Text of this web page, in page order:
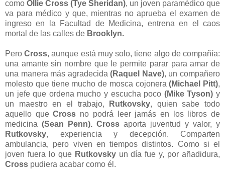
como Ollie Cross (Tye Sheridan), un joven paramédico que
va para médico y que, mientras no aprueba el examen de
ingreso en la Facultad de Medicina, entrena en el caos
mortal de las calles de Brooklyn.
PeroCross, aunque está muy solo, tiene algo de compañía:
una amante sin nombre que le permite parar para amar de
una manera más agradecida(Raquel Nave), un compañero
molesto que tiene mucho de mosca cojonera (Michael Pitt),
un jefe que ordena mucho y escucha poco (Mike Tyson) y
un maestro en el trabajo,
Rutkovsky, quien sabe todo
aquello queCross no podrá leer jamás en los libros de
medicina (Sean Penn). Cross aporta juventud y valor, y
Rutkovsky, experiencia y decepción. Comparten
ambulancia, pero viven en tiempos distintos. Como si el
joven fuera lo que Rutkovskyun día fue y, por añadidura,
Cross pudiera acabar como él.